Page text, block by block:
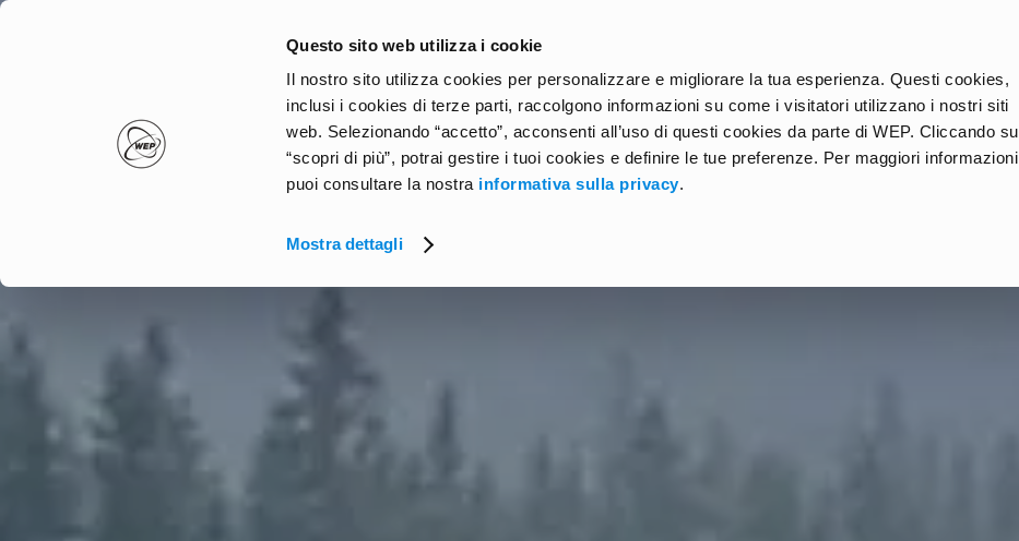
Questo sito web utilizza i cookie
Il nostro sito utilizza cookies per personalizzare e migliorare la tua esperienza. Questi cookies,
inclusi i cookies di terze parti, raccolgono informazioni su come i visitatori utilizzano i nostri siti
web. Selezionando “accetto”, acconsenti all’uso di questi cookies da parte di WEP. Cliccando su
“scopri di più”, potrai gestire i tuoi cookies e definire le tue preferenze. Per maggiori informazioni
puoi consultare la nostra informativa sulla privacy.
Mostra dettagli
Skip